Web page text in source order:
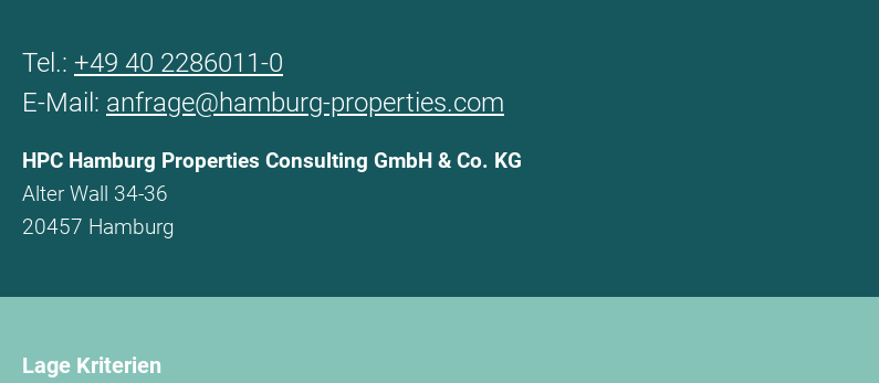
Tel.: +49 40 2286011-0
E-Mail: anfrage@hamburg-properties.com
HPC Hamburg Properties Consulting GmbH & Co. KG
Alter Wall 34-36
20457 Hamburg
Lage Kriterien